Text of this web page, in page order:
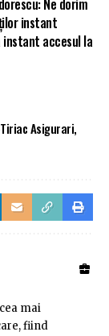
Ne dorim
instant
instant accesul la
Asigurari,
mai
fiind